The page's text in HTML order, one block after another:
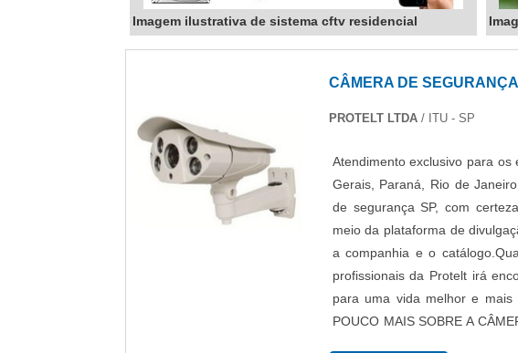
Imagem ilustrativa de sistema cftv residencial
CÂMERA DE
PROTELT LTDA/ ITU - SP
Atendimento exclusivo para
Gerais, Paraná, Rio de
de segurança SP, com
meio da plataforma de
a companhia e o
profissionais da Protelt irá
para uma vida melhor e mais
POUCO MAIS SOBRE A